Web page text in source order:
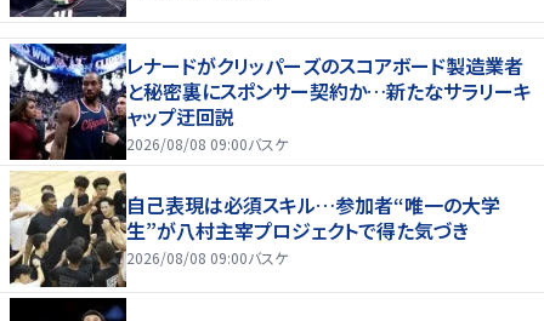
レナードがクリッパーズのスコアボード製造業者
と秘密裏にスポンサー契約か‬…新たなサラリーキ
ャップ迂回説
2026/08/08 09:00バスケ
自己表現は必須スキル…参加者“唯一の大学
生”が八村主宰プロジェクトで得た気づき
2026/08/08 09:00バスケ